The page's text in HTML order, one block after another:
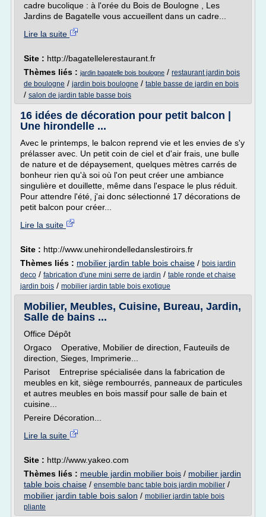
cadre bucolique : à l'orée du Bois de Boulogne , Les
Jardins de Bagatelle vous accueillent dans un cadre...
Lire la suite
Site : http://bagatellelerestaurant.fr
Thèmes liés : jardin bagatelle bois boulogne / restaurant jardin bois
de boulogne / jardin bois boulogne / table basse de jardin en bois
/ salon de jardin table basse bois
16 idées de décoration pour petit balcon |
Une hirondelle ...
Avec le printemps, le balcon reprend vie et les envies de s'y
prélasser avec. Un petit coin de ciel et d'air frais, une bulle
de nature et de dépaysement, quelques mètres carrés de
bonheur rien qu'à soi où l'on peut créer une ambiance
singulière et douillette, même dans l'espace le plus réduit.
Pour attendre l'été, j'ai donc sélectionné 17 décorations de
petit balcon pour créer...
Lire la suite
Site : http://www.unehirondelledanslestiroirs.fr
Thèmes liés : mobilier jardin table bois chaise / bois jardin
deco / fabrication d'une mini serre de jardin / table ronde et chaise
jardin bois / mobilier jardin table bois exotique
Mobilier, Meubles, Cuisine, Bureau, Jardin,
Salle de bains ...
Office Dépôt
Orgaco Operative, Mobilier de direction, Fauteuils de
direction, Sieges, Imprimerie...
Parisot Entreprise spécialisée dans la fabrication de
meubles en kit, siège rembourrés, panneaux de particules
et autres meubles en bois massif pour salle de bain et
cuisine...
Pereire Décoration...
Lire la suite
Site : http://www.yakeo.com
Thèmes liés : meuble jardin mobilier bois / mobilier jardin
table bois chaise / ensemble banc table bois jardin mobilier /
mobilier jardin table bois salon / mobilier jardin table bois
pliante